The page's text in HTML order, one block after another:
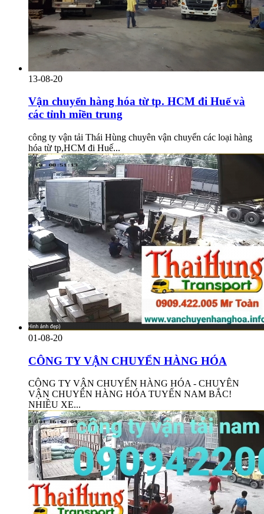
13-08-20
Vận chuyển hàng hóa từ tp. HCM đi Huế và
các tỉnh miền trung
công ty vận tải Thái Hùng chuyên vận chuyển các loại hàng
hóa từ tp,HCM đi Huế...
01-08-20
CÔNG TY VẬN CHUYỂN HÀNG HÓA
CÔNG TY VẬN CHUYỂN HÀNG HÓA - CHUYÊN
VẬN CHUYỂN HÀNG HÓA TUYẾN NAM BẮC!
NHIỀU XE...